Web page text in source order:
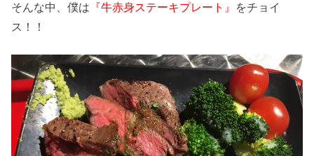
そんな中、僕は 『牛赤身ステーキプレート』 をチョイ
ス！！